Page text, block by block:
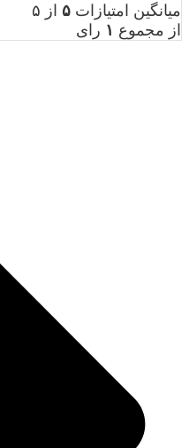
میانگین امتیازات ۵ از ۵
از مجموع ۱ رای